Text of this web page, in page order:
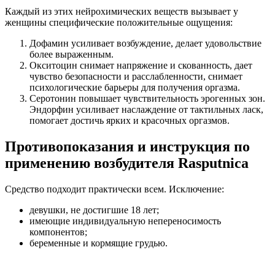
Каждый из этих нейрохимических веществ вызывает у
женщины специфические положительные ощущения:
Дофамин усиливает возбуждение, делает удовольствие
более выраженным.
Окситоцин снимает напряжение и скованность, дает
чувство безопасности и расслабленности, снимает
психологические барьеры для получения оргазма.
Серотонин повышает чувствительность эрогенных зон.
Эндорфин усиливает наслаждение от тактильных ласк,
помогает достичь ярких и красочных оргазмов.
Противопоказания и инструкция по
применению возбудителя Rasputnica
Средство подходит практически всем. Исключение:
девушки, не достигшие 18 лет;
имеющие индивидуальную непереносимость
компонентов;
беременные и кормящие грудью.